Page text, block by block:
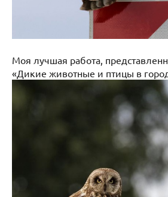
Моя лучшая работа,
«Дикие животные и птицы в